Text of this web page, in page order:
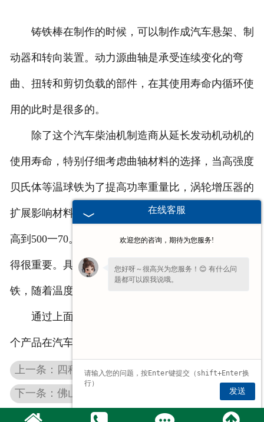
铸铁棒在制作的时候，可以制作成汽车悬架、制
动器和转向装置。动力源曲轴是承受连续变化的弯
曲、扭转和剪切负载的部件，在其使用寿命内循环使
用的此时是很多的。
除了这个汽车柴油机制造商从延长发动机动机的
使用寿命，特别仔细考虑曲轴材料的选择，当高强度
贝氏体等温球铁为了提高功率重量比，涡轮增压器的
扩展影响材料的设计，安装涡轮增压器排气管温度提
高到500一70。C在这种情况下，氧化和蠕变强度变
得很重要。具有很好的性能。在排气管中取代灰铸
铁，随着温度的升高，硅铝合金球铁将进一步使用。
通过上面对铸铁棒的讲解，我们应该也知道了这
个产品在汽车中的使用。
上一条：四种生产佛山灰铸铁棒的方法
下一条：佛山铸铁型材在工业和农业上的应用
在线客服
欢迎您的咨询，期待为您服务!
您好呀～很高兴为您服务！😊 有什么问
题都可以跟我说哦。
发送